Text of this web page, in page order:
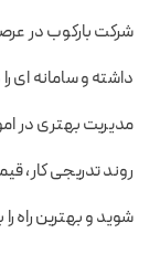
شرکت بارکوب در
داشته و سامانه ای
مدیریت بهتری در
روند تدریجی کار،
شوید و بهترین راه